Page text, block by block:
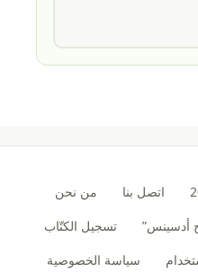
اتصل بنا
من نحن
أدسينس”
تسجيل الكتّاب
سياسة الخصوصية